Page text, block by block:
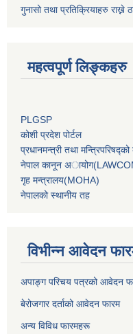
गुनासो तथा प्रतिक्रियाहरु राख्ने
महत्वपूर्ण लिङ्कहरु
PLGSP
कोशी प्रदेश पोर्टल
प्रधानमन्‍त्री तथा
नेपाल कानून
गृह मन्‍त्रालय(MOHA)
नेपालको स्थानीय तह
विभीन्न आवेदन
अपाङ्ग परिचय पत्रको आवेदन
बेरोजगार दर्ताको आवेदन फारम
अन्य विविध फारमहरू